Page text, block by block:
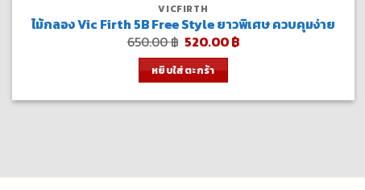
VICFIRTH
ไม้กลอง Vic Firth 5B Free Style ยาวพิเศษ ควบคุมง่าย
650.00฿ Original
price
was:
650.00 ฿.
520.00฿Current
หยิบใส่ตะกร้า